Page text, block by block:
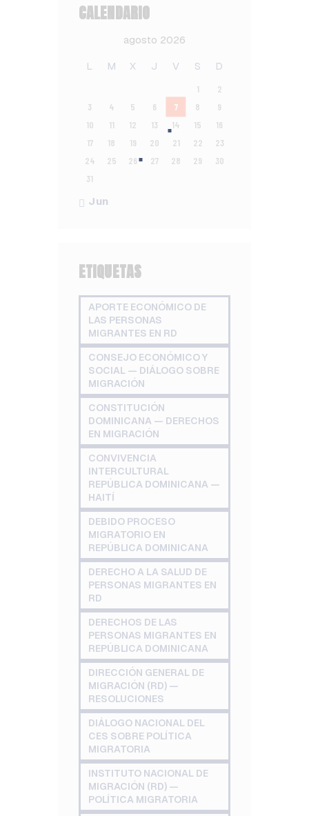
CALENDARIO
agosto 2026
L
M X J V S D
1
2
3
4 5 6 7 8
9
10
11 12 13 14 15
16
17
18 19 20 21 22
23
24
25 26 27 28 29
30
31
« Jun
ETIQUETAS
APORTE ECONÓMICO DE
LAS PERSONAS
MIGRANTES EN RD
CONSEJO ECONÓMICO Y
SOCIAL — DIÁLOGO SOBRE
MIGRACIÓN
CONSTITUCIÓN
DOMINICANA — DERECHOS
EN MIGRACIÓN
CONVIVENCIA
INTERCULTURAL
REPÚBLICA DOMINICANA —
HAITÍ
DEBIDO PROCESO
MIGRATORIO EN
REPÚBLICA DOMINICANA
DERECHO A LA SALUD DE
PERSONAS MIGRANTES EN
RD
DERECHOS DE LAS
PERSONAS MIGRANTES EN
REPÚBLICA DOMINICANA
DIRECCIÓN GENERAL DE
MIGRACIÓN (RD) —
RESOLUCIONES
DIÁLOGO NACIONAL DEL
CES SOBRE POLÍTICA
MIGRATORIA
INSTITUTO NACIONAL DE
MIGRACIÓN (RD) —
POLÍTICA MIGRATORIA